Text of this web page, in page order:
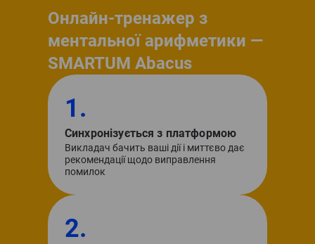
Онлайн-тренажер з
ментальної арифметики —
SMARTUM Abacus
1.
Синхронізується з платформою
Викладач бачить ваші дії і миттєво дає
рекомендації щодо виправлення
помилок
2.